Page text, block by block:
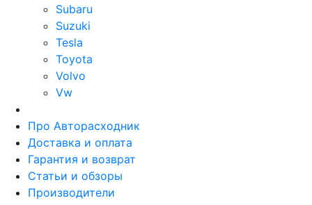
Subaru
Suzuki
Tesla
Toyota
Volvo
Vw
Про Авторасходник
Доставка и оплата
Гарантия и возврат
Статьи и обзоры
Производители